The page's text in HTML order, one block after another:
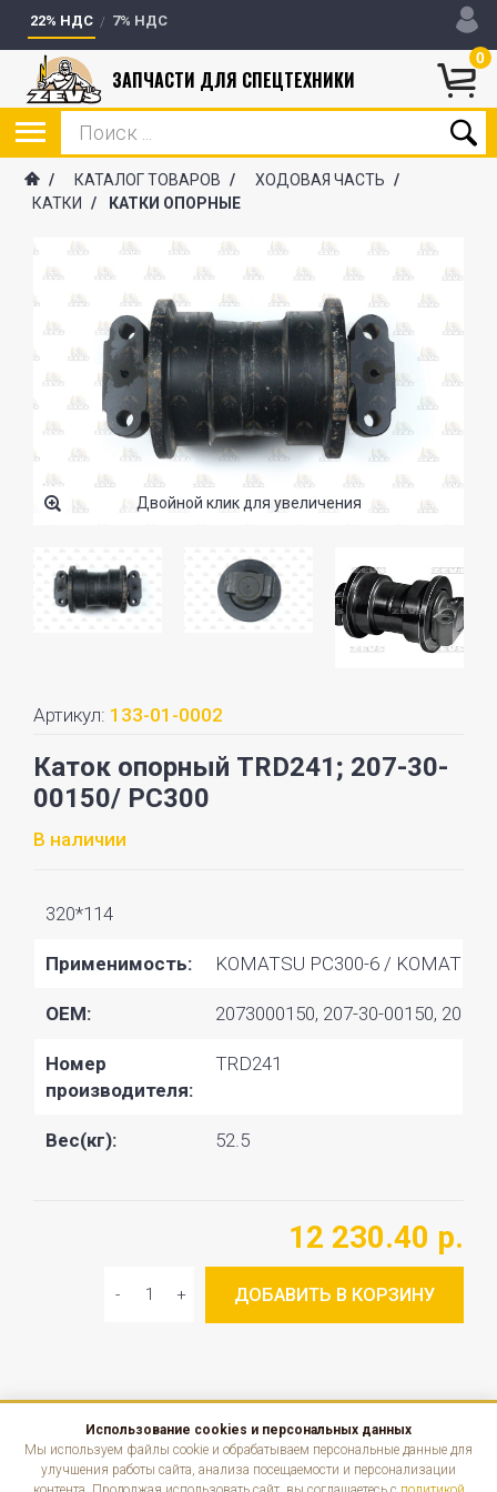
22% НДС 7% НДС
0
ЗАПЧАСТИ ДЛЯ СПЕЦТЕХНИКИ
/ КАТАЛОГ ТОВАРОВ / ХОДОВАЯ ЧАСТЬ /
КАТКИ
/ КАТКИ ОПОРНЫЕ
Двойной клик для увеличения
Артикул: 133-01-0002
Каток опорный TRD241; 207-30-
00150/ PC300
В наличии
320*114
Применимость: KOMATSU
OEM: 2073000150, 207-30-00150,
Номер
производителя:
TRD241
Вес(кг): 52.5
12 230.40 р.
ДОБАВИТЬ В КОРЗИНУ
КАТАЛОГ
Использование cookies и персональных данных
Мы используем файлы cookie и обрабатываем персональные данные для
улучшения работы сайта, анализа посещаемости и персонализации